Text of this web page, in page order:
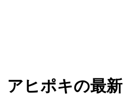
アヒポキの最新